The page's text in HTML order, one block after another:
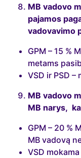
MB vadovo
pajamos
vadovavimo
GPM – 15 %
metams
VSD ir PSD –
MB vadovo
MB narys,
GPM – 20 %
MB vadovą
VSD